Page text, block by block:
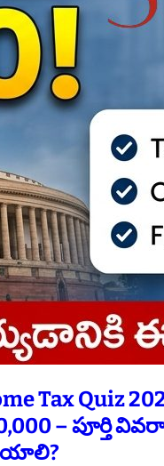
Tax Quiz
– పూర్తి